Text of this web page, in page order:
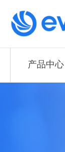
产品中心